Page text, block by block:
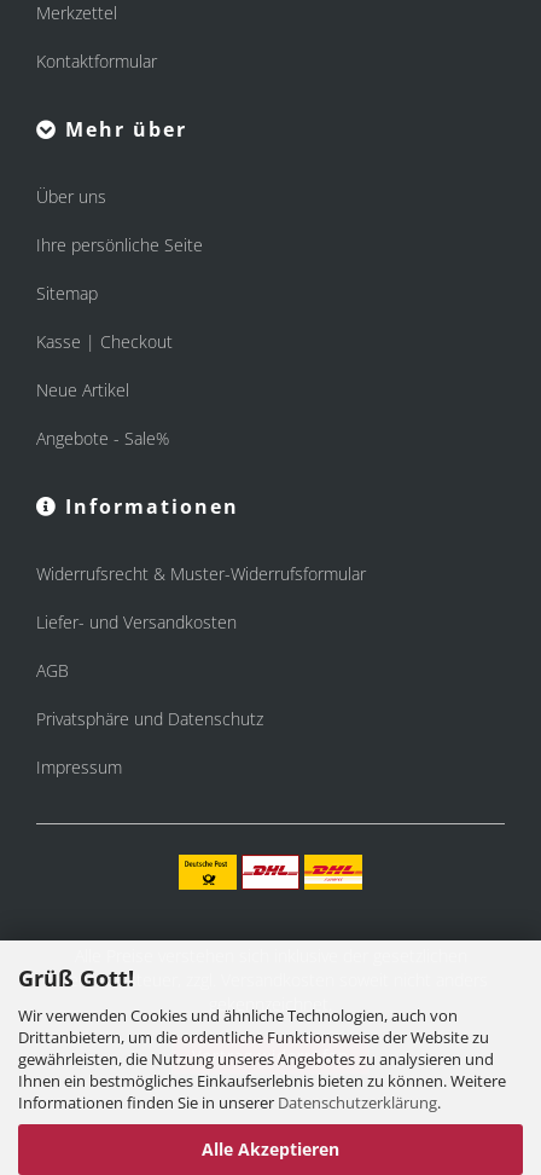
Grüß Gott!
Wir verwenden Cookies und ähnliche Technologien, auch von
Drittanbietern, um die ordentliche Funktionsweise der Website zu
gewährleisten, die Nutzung unseres Angebotes zu analysieren und
Ihnen ein bestmögliches Einkaufserlebnis bieten zu können. Weitere
Informationen finden Sie in unserer Datenschutzerklärung.
Alle Akzeptieren
Merkzettel
Kontaktformular
Mehr über
Über uns
Ihre persönliche Seite
Sitemap
Kasse | Checkout
Neue Artikel
Angebote - Sale%
Informationen
Widerrufsrecht & Muster-Widerrufsformular
Liefer- und Versandkosten
AGB
Privatsphäre und Datenschutz
Impressum
Mehrwertsteuer, zzgl.
gekennzeichnet.
Vertrag widerrufen